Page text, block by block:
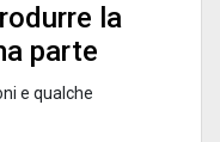
la
parte
e qualche